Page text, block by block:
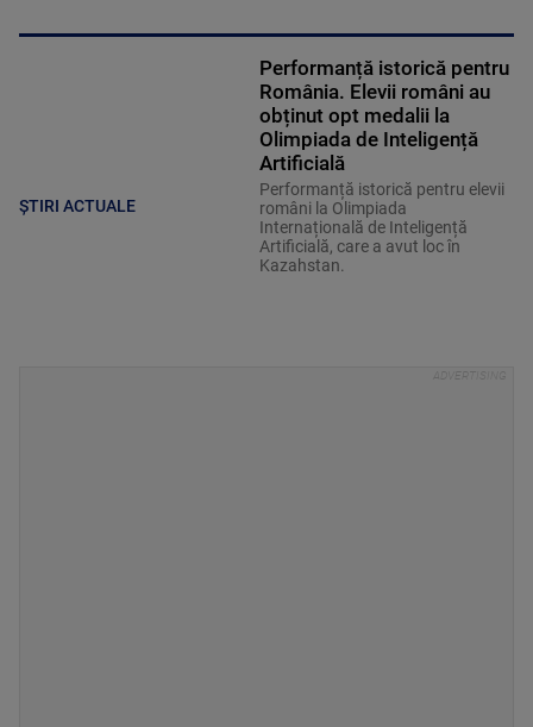
ȘTIRI ACTUALE
Performanță istorică pentru
România. Elevii români au
obținut opt medalii la
Olimpiada de Inteligență
Artificială
Performanță istorică pentru elevii
români la Olimpiada
Internațională de Inteligență
Artificială, care a avut loc în
Kazahstan.